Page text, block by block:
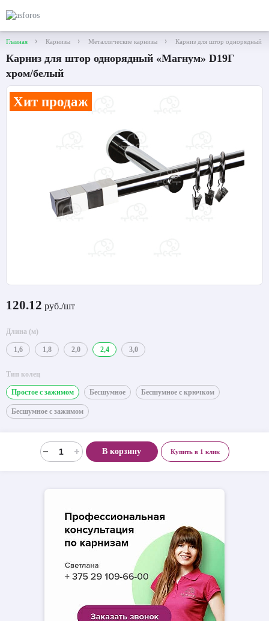
Главная Карнизы Металлические карнизы Карниз для штор однорядный
Карниз для штор однорядный «Магнум» D19Г
хром/белый
Хит продаж
120.12 руб./шт
Длина (м)
1,6 1,8 2,0 2,4 3,0
Тип колец
Простое с зажимом Бесшумное Бесшумное с крючком
Бесшумное с зажимом
В корзину Купить в 1 клик